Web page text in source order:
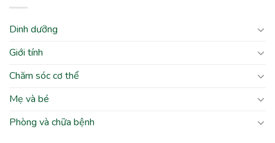
Dinh dưỡng
Giới tính
Chăm sóc cơ thể
Mẹ và bé
Phòng và chữa bệnh